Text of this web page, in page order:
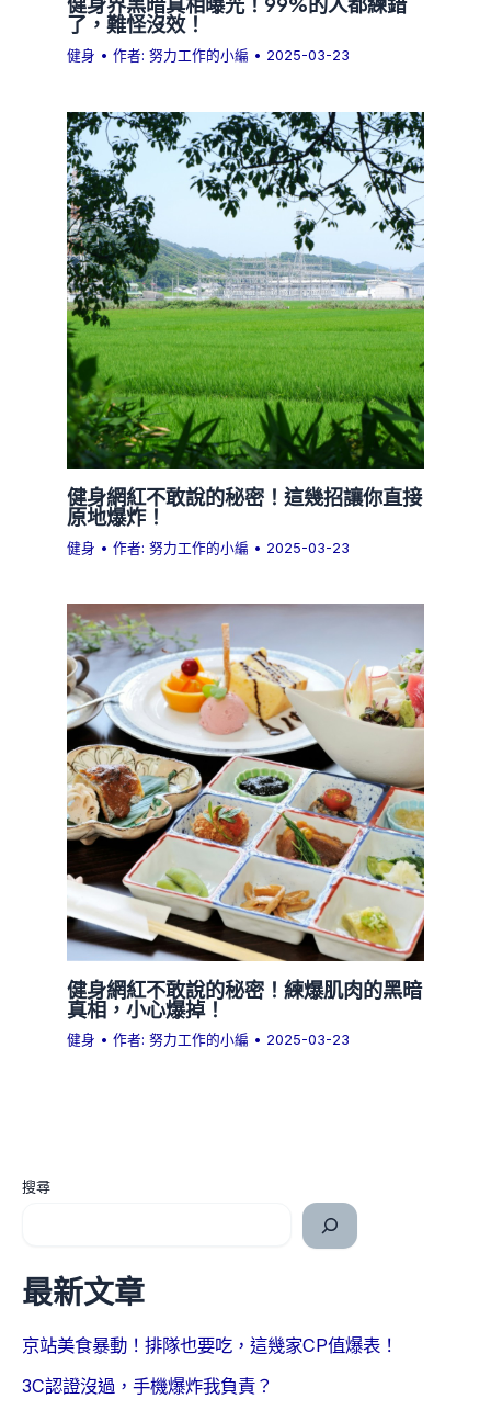
了，難怪沒效！
健身 • 作者:努力工作的小編 • 2025-03-23
健身網紅不敢說的秘密！這幾招讓你直接
原地爆炸！
健身 • 作者:努力工作的小編 • 2025-03-23
健身網紅不敢說的秘密！練爆肌肉的黑暗
真相，小心爆掉！
健身 • 作者:努力工作的小編 • 2025-03-23
搜尋
最新文章
京站美食暴動！排隊也要吃，這幾家CP值爆表！
3C認證沒過，手機爆炸我負責？